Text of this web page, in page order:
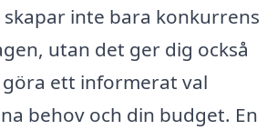
inte bara konkurrens
utan det ger dig också
ett informerat val
behov och din budget. En